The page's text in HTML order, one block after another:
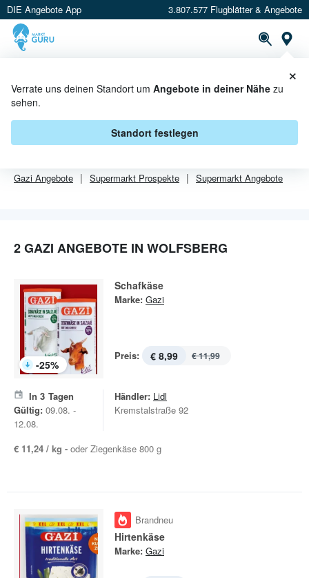
DIE Angebote App 3.807.577 Flugblätter & Angebote
Verrate uns deinen Standort um Angebote in deiner Nähe zu
sehen.
Standort festlegen
×
GAZI ANGEBOTE IN WOLFSBERG
VonGazigibt es aktuell2 Angebote in Wolfsberg.
Gazi Angebote Supermarkt Prospekte Supermarkt Angebote
2 GAZI ANGEBOTE IN WOLFSBERG
-25%
Schafkäse
Marke: Gazi
Preis: € 8,99 € 11,99
In 3 Tagen
Gültig: 09.08. -
12.08.
Händler: Lidl
Kremstalstraße 92
€ 11,24 / kg - oder Ziegenkäse 800 g
Brandneu
Hirtenkäse
Marke: Gazi